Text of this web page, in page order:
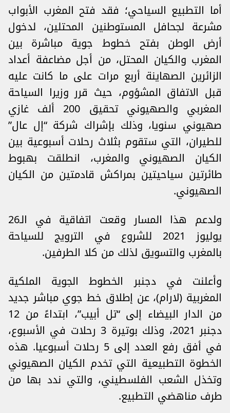
أما التطبيع السياحي؛ فقد فتح المغرب الأبواب
مشرعة لجحافل المستوطنين المحتلين، لدخول
أرض الوطن بفتح خطوط جوية مباشرة بين
المغرب والكيان المحتل، من أجل مضاعفة أعداد
الزائرين الصهاينة أربع مرات على ما كانت عليه
قبل الاتفاق المشؤوم، حيث قرر وزيرا السياحة
المغربي والصهيوني تحقيق 200 ألف غازي
صهيوني سنويا، وذلك بإشراك شركة “إل عال”
للطيران، التي ستقوم بثلاث رحلات أسبوعية بين
الكيان الصهيوني والمغرب، انطلقت بهبوط
طائرتين سياحيتين بمراكش قادمتين من الكيان
الصهيوني.
ولدعم هذا المسار وقعت اتفاقية في الـ26
يوليوز 2021 للشروع في الترويج للسياحة
بالمغرب والتسويق لذلك من كلا الطرفين.
وأعلنت في دجنبر الخطوط الجوية الملكية
المغربية (لارام)، عن إطلاق خط جوي مباشر جديد
من الدار البيضاء إلى “تل أبيب”، ابتداءً من 12
دجنبر 2021، وذلك بوتيرة 3 رحلات في الأسبوع،
في أفق رفع العدد إلى 5 رحلات أسبوعيا. هذه
الخطوة التطبيعية التي تخدم الكيان الصهيوني
وتخذل الشعب الفلسطيني، والتي ندد بها من
طرف مناهضي التطبيع.